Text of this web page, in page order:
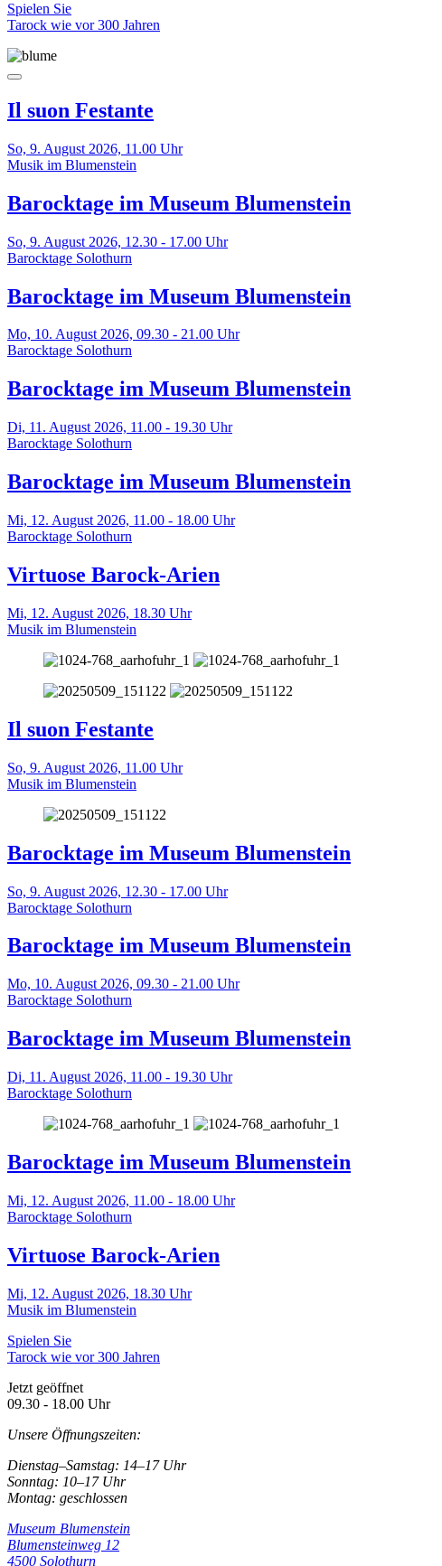
Spielen Sie
Tarock wie vor 300 Jahren
Il suon Festante
So, 9. August 2026, 11.00 Uhr
Musik im Blumenstein
Barocktage im Museum Blumenstein
So, 9. August 2026, 12.30 - 17.00 Uhr
Barocktage Solothurn
Barocktage im Museum Blumenstein
Mo, 10. August 2026, 09.30 - 21.00 Uhr
Barocktage Solothurn
Barocktage im Museum Blumenstein
Di, 11. August 2026, 11.00 - 19.30 Uhr
Barocktage Solothurn
Barocktage im Museum Blumenstein
Mi, 12. August 2026, 11.00 - 18.00 Uhr
Barocktage Solothurn
Virtuose Barock-Arien
Mi, 12. August 2026, 18.30 Uhr
Musik im Blumenstein
Il suon Festante
So, 9. August 2026, 11.00 Uhr
Musik im Blumenstein
Barocktage im Museum Blumenstein
So, 9. August 2026, 12.30 - 17.00 Uhr
Barocktage Solothurn
Barocktage im Museum Blumenstein
Mo, 10. August 2026, 09.30 - 21.00 Uhr
Barocktage Solothurn
Barocktage im Museum Blumenstein
Di, 11. August 2026, 11.00 - 19.30 Uhr
Barocktage Solothurn
Barocktage im Museum Blumenstein
Mi, 12. August 2026, 11.00 - 18.00 Uhr
Barocktage Solothurn
Virtuose Barock-Arien
Mi, 12. August 2026, 18.30 Uhr
Musik im Blumenstein
Spielen Sie
Tarock wie vor 300 Jahren
Jetzt geöffnet
09.30 - 18.00 Uhr
Unsere Öffnungszeiten:
Dienstag–Samstag: 14–17 Uhr
Sonntag: 10–17 Uhr
Montag: geschlossen
Museum Blumenstein
Blumensteinweg 12
4500 Solothurn